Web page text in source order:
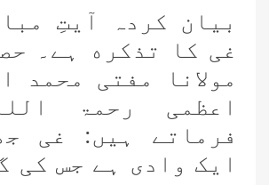
بیان کردہ آیتِ
غی کا تذکره ہے۔
مولانا مفتی محمد
اعظمی رحمۃ
فرماتے ہیں: غی
ایک وادی ہے جس کی